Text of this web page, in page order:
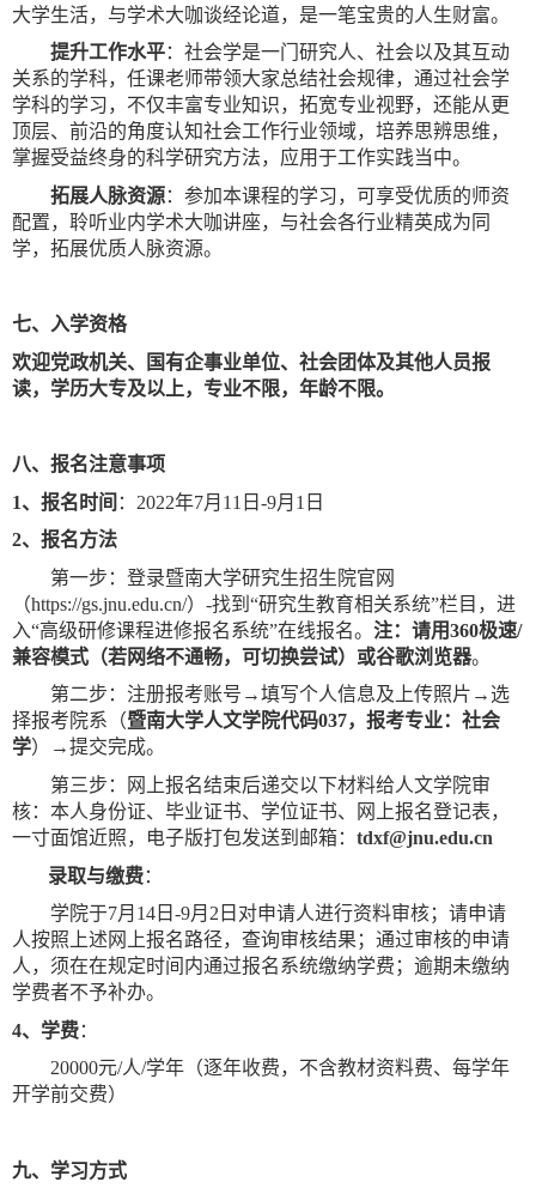
大学生活，与学术大咖谈经论道，是一笔宝贵的人生财富。
提升工作水平：社会学是一门研究人、社会以及其互动
关系的学科，任课老师带领大家总结社会规律，通过社会学
学科的学习，不仅丰富专业知识，拓宽专业视野，还能从更
顶层、前沿的角度认知社会工作行业领域，培养思辨思维，
掌握受益终身的科学研究方法，应用于工作实践当中。
拓展人脉资源：参加本课程的学习，可享受优质的师资
配置，聆听业内学术大咖讲座，与社会各行业精英成为同
学，拓展优质人脉资源。
七、入学资格
欢迎党政机关、国有企事业单位、社会团体及其他人员报
读，学历大专及以上，专业不限，年龄不限。
八、报名注意事项
1、报名时间 ： 2022年7月 11 日 -9月 1 日
2、报名方法
第一步：登录暨南大学研究生招生院官网
（https://gs.jnu.edu.cn/） -找到“研究生教育相关系统”栏目，进
入“高级研修课程进修报名系统”在线报名。 注：请用360极速/
兼容模式（若网络不通畅，可切换尝试）或谷歌浏览器。
第二步：注册报考账号→填写个人信息及上传照片→选
择报考院系（暨南大学人文学院代码037，报考专业：社会
学）→提交完成。
第三步：网上报名结束后递交以下材料给人文学院审
核：本人身份证、毕业证书、学位证书、网上报名登记表，
一寸面馆近照，电子版打包发送到邮箱： tdxf@jnu.edu.cn
录取与缴费：
学院于7月 14日 -9月 2 日对申请人进行资料审核；请申请
人按照上述网上报名路径，查询审核结果；通过审核的申请
人，须在在规定时间内通过报名系统缴纳学费；逾期未缴纳
学费者不予补办。
4、学费：
20000元/人/学年（逐年收费，不含教材资料费、每学年
开学前交费）
九、学习方式